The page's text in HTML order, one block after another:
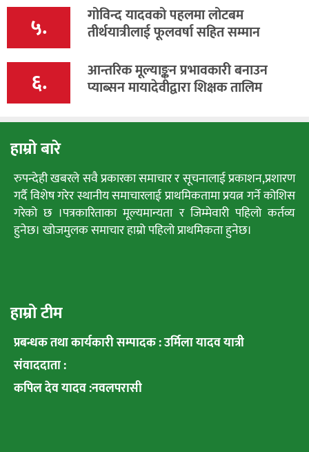
५. गोविन्द यादवको पहलमा लोटबम
तीर्थयात्रीलाई फूलवर्षा सहित सम्मान
६. आन्तरिक मूल्याङ्कन प्रभावकारी बनाउन
प्याब्सन मायादेवीद्वारा शिक्षक तालिम
हाम्रो बारे
रुपन्देही खबरले सवै प्रकारका समाचार र सूचनालाई प्रकाशन,प्रशारण
गर्दै विशेष गरेर स्थानीय समाचारलाई प्राथमिकतामा प्रयत्न गर्ने कोशिस
गरेको छ ।पत्रकारिताका मूल्यमान्यता र जिम्मेवारी पहिलो कर्तव्य
हुनेछ। खोजमुलक समाचार हाम्रो पहिलो प्राथमिकता हुनेछ।
हाम्रो टीम
प्रबन्धक तथा कार्यकारी सम्पादक : उर्मिला यादव यात्री
संवाददाता :
कपिल देव यादव :नवलपरासी